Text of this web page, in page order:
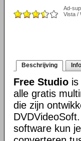
Ad-
Vista /
Beschrijving
Free Studio
alle gratis
die zijn
software kun